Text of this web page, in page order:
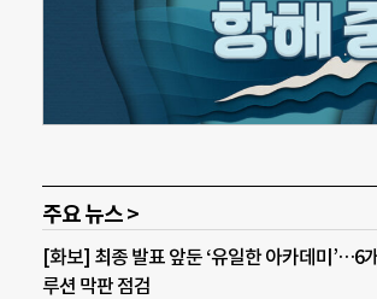
주요 뉴스 >
[화보] 최종 발표 앞둔 ‘유일한 아카데미’…6
루션 막판 점검